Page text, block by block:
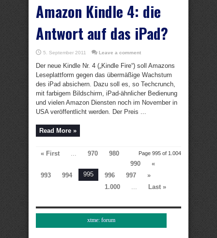
Amazon Kindle 4: die
Antwort auf das iPad?
5. September 2011 Leave a comment
Der neue Kindle Nr. 4 („Kindle Fire“) soll Amazons
Leseplattform gegen das übermäßige Wachstum
des iPad absichern. Dazu soll es, so Techcrunch,
mit farbigem Bildschirm, iPad-ähnlicher Bedienung
und vielen Amazon Diensten noch im November in
USA veröffentlicht werden. Der Preis ...
Read More »
Page 995 of 1.004
« First ... 970
980
990
«
993
994 995 996 997
»
1.000
... Last »
xtme: forum